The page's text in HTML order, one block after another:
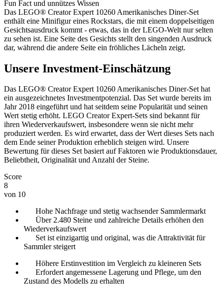
Fun Fact und unnützes Wissen
Das LEGO® Creator Expert 10260 Amerikanisches Diner-Set
enthält eine Minifigur eines Rockstars, die mit einem doppelseitigen
Gesichtsausdruck kommt - etwas, das in der LEGO-Welt nur selten
zu sehen ist. Eine Seite des Gesichts stellt den singenden Ausdruck
dar, während die andere Seite ein fröhliches Lächeln zeigt.
Unsere Investment-Einschätzung
Das LEGO® Creator Expert 10260 Amerikanisches Diner-Set hat
ein ausgezeichnetes Investmentpotenzial. Das Set wurde bereits im
Jahr 2018 eingeführt und hat seitdem seine Popularität und seinen
Wert stetig erhöht. LEGO Creator Expert-Sets sind bekannt für
ihren Wiederverkaufswert, insbesondere wenn sie nicht mehr
produziert werden. Es wird erwartet, dass der Wert dieses Sets nach
dem Ende seiner Produktion erheblich steigen wird. Unsere
Bewertung für dieses Set basiert auf Faktoren wie Produktionsdauer,
Beliebtheit, Originalität und Anzahl der Steine.
Score
8
von 10
Hohe Nachfrage und stetig wachsender Sammlermarkt
Über 2.480 Steine und zahlreiche Details erhöhen den
Wiederverkaufswert
Set ist einzigartig und original, was die Attraktivität für
Sammler steigert
Höhere Erstinvestition im Vergleich zu kleineren Sets
Erfordert angemessene Lagerung und Pflege, um den
Zustand des Modells zu erhalten